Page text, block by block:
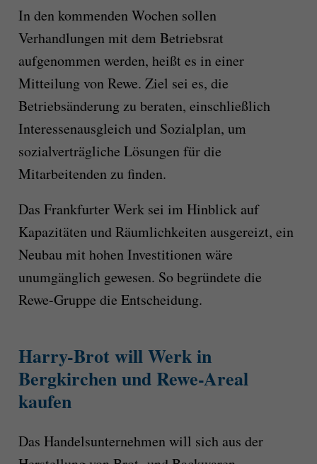
In den kommenden Wochen sollen
Verhandlungen mit dem Betriebsrat
aufgenommen werden, heißt es in einer
Mitteilung von Rewe. Ziel sei es, die
Betriebsänderung zu beraten, einschließlich
Interessenausgleich und Sozialplan, um
sozialverträgliche Lösungen für die
Mitarbeitenden zu finden.
Das Frankfurter Werk sei im Hinblick auf
Kapazitäten und Räumlichkeiten ausgereizt, ein
Neubau mit hohen Investitionen wäre
unumgänglich gewesen. So begründete die
Rewe-Gruppe die Entscheidung.
Harry-Brot will Werk in
Bergkirchen und Rewe-Areal
kaufen
Das Handelsunternehmen will sich aus der